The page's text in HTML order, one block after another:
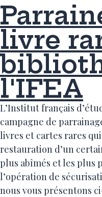
livre
l'IFEA
L’Institut français
campagne de
livres et cartes rares
restauration d’un
plus abîmés et les plus
l’opération de
nous vous présentons